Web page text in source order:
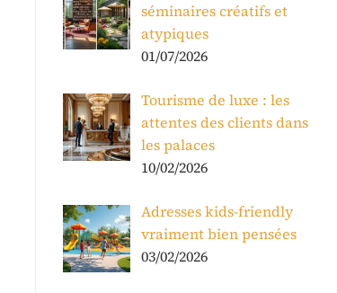
séminaires créatifs et
atypiques
01/07/2026
Tourisme de luxe : les
attentes des clients dans
les palaces
10/02/2026
Adresses kids-friendly
vraiment bien pensées
03/02/2026